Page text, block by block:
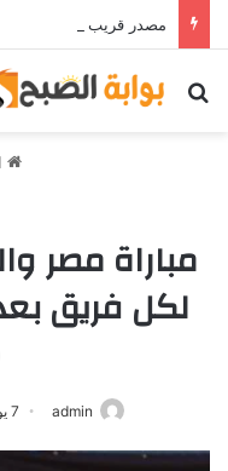
بحث عن
مباراة مصر
لكل فريق
admin 7 يونيو، 2026